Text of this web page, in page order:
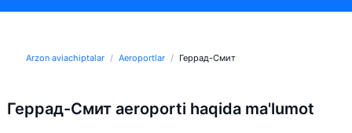
Arzon aviachiptalar Aeroportlar Геррад-Смит
Геррад-Смит aeroporti haqida ma'lumot